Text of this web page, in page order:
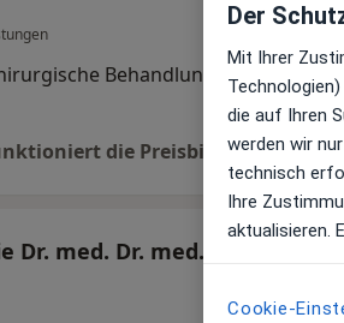
Behandlung
die Preisbildung?
Dr. med. Dr. med. dent. Lars
Der
Mit Ihrer
die auf Ihren
werden wir
technisch
Ihre
aktualisieren.
Cookie-